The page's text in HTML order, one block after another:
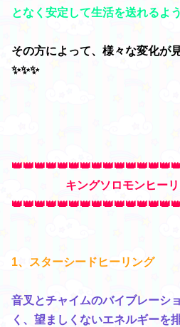
となく安定して生活を送れるよ
その方によって、様々な変化が
✨✨✨
キングソロモンヒーリ
1、スターシードヒーリング
音叉とチャイムのバイブレーシ
く、望ましくないエネルギーを